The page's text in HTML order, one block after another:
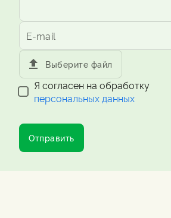
E-mail
Выберите файл
Я согласен на обработку
персональных данных
Отправить